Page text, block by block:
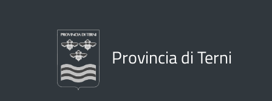
Provincia di Terni